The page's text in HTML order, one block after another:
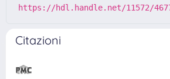
https://hdl.handle.net/11572/
Citazioni